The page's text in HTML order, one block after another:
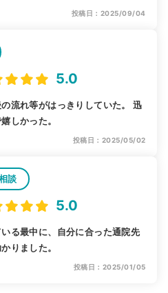
投稿日：2025/09/04
5.0
流れ等がはっきりしていた。 迅
しかった。
投稿日：2025/05/02
談
5.0
る最中に、自分に合った通院先
りました。
投稿日：2025/01/05